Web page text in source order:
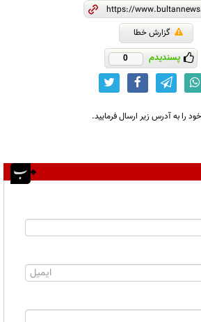
گزارش خطا
پسندیدم 0
را به آدرس زیر ارسال فرمایید.